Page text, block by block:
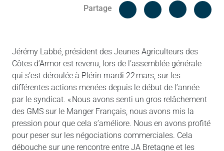
Partage
Facebook
Jérémy Labbé, président des Jeunes Agriculteurs des
Côtes d’Armor est revenu, lors de l’assemblée générale
qui s’est déroulée à Plérin mardi 22 mars, sur les
différentes actions menées depuis le début de l’année
par le syndicat. « Nous avons senti un gros relâchement
des GMS sur le Manger Français, nous avons mis la
pression pour que cela s’améliore. Nous en avons profité
pour peser sur les négociations commerciales. Cela
débouche sur une rencontre entre JA Bretagne et les